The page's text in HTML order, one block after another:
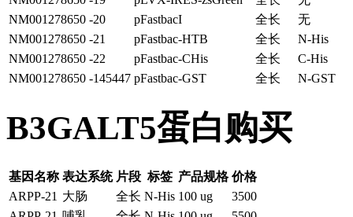
NM001278650 -20
pFastbacI 全长
无
NM001278650 -21
pFastbac-HTB 全长
N-His
NM001278650 -22
pFastbac-CHis 全长
C-His
NM001278650 -145447 pFastbac-GST 全长 N-GST
B3GALT5蛋白购买
基因名称 表达系统 片段 标签 产品规格 价格
ARPP-21 大肠 全长 N-His 100 ug
3500